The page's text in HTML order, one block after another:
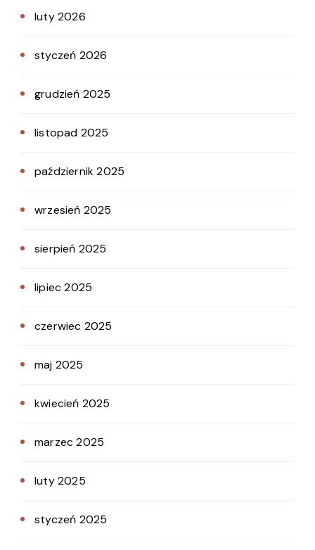
luty 2026
styczeń 2026
grudzień 2025
listopad 2025
październik 2025
wrzesień 2025
sierpień 2025
lipiec 2025
czerwiec 2025
maj 2025
kwiecień 2025
marzec 2025
luty 2025
styczeń 2025